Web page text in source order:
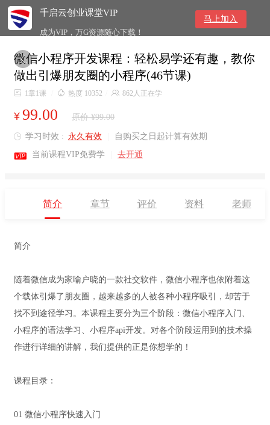
千启云创业课堂VIP
成为VIP，万G资源随心下载！
马上加入

微信小程序开发课程：轻松易学还有趣，教你
做出引爆朋友圈的小程序(46节课)
 1章1课  热度 10352  862人正在学
¥ 99.00 原价 ¥99.00
 学习时效 : 永久有效 自购买之日起计算有效期
 当前课程VIP免费学 去开通
简介 章节 评价 资料 老师
简介
随着微信成为家喻户晓的一款社交软件，微信小程序也依附着这
个载体引爆了朋友圈，越来越多的人被各种小程序吸引，却苦于
找不到途径学习。本课程主要分为三个阶段：微信小程序入门、
小程序的语法学习、小程序api开发。对各个阶段运用到的技术操
作进行详细的讲解，我们提供的正是你想学的！
课程目录：
01 微信小程序快速入门